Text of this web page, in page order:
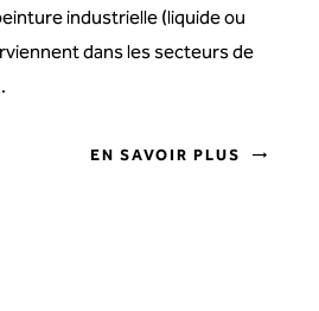
industrielle (liquide ou
dans les secteurs de
EN SAVOIR PLUS